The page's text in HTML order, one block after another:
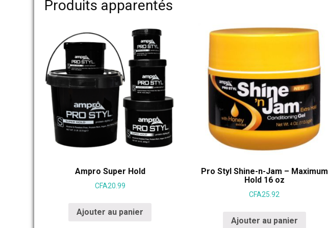
Produits apparentés
Ampro Super Hold
CFA20.99
Ajouter au panier
Pro Styl Shine-n-Jam – Maximum
Hold 16 oz
CFA25.92
Ajouter au panier